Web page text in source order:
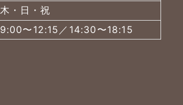
木・日・祝
9:00〜12:15／14:30〜18:15